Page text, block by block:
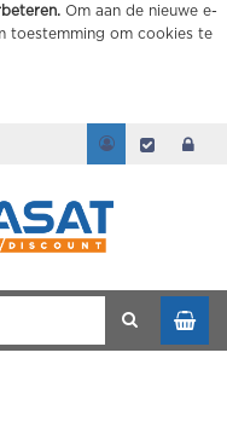
Om aan de nieuwe e-
toestemming om cookies te